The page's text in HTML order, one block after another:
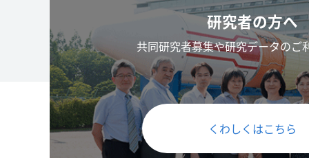
研究者の方へ
共同研究者募集や研究データのご
くわしくはこちら